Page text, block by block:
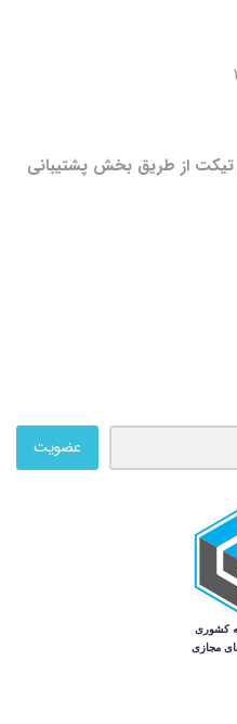
تیکت از طریق بخش پشتیبانی
عضویت